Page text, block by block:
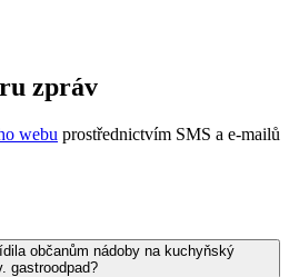
zpráv
webu prostřednictvím SMS a e-mailů
občanům nádoby na kuchyňský
gastroodpad?